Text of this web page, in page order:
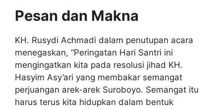
Pesan dan Makna
KH. Rusydi Achmadi dalam penutupan acara
menegaskan, “Peringatan Hari Santri ini
mengingatkan kita pada resolusi jihad KH.
Hasyim Asy’ari yang membakar semangat
perjuangan arek-arek Suroboyo. Semangat itu
harus terus kita hidupkan dalam bentuk